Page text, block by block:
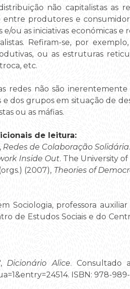
não capitalistas as
entre produtores e
ou as iniciativas económicas
Refiram-se, por
ou as estruturas
etc.
redes não são
e dos grupos em situação de
ou as máfias.
de leitura:
Redes de Colaboração Solidária
Inside Out. The University
(2007), Theories of
Sociologia, professora
de Estudos Sociais e do
Dicionário Alice. Consultado
ISBN: 978-